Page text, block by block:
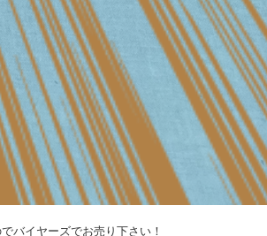
バイヤーズでお売り下さい！